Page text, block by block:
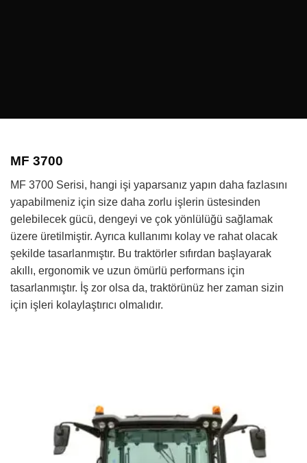
MF 3700
MF 3700 Serisi, hangi işi yaparsanız yapın daha fazlasını
yapabilmeniz için size daha zorlu işlerin üstesinden
gelebilecek gücü, dengeyi ve çok yönlülüğü sağlamak
üzere üretilmiştir. Ayrıca kullanımı kolay ve rahat olacak
şekilde tasarlanmıştır. Bu traktörler sıfırdan başlayarak
akıllı, ergonomik ve uzun ömürlü performans için
tasarlanmıştır. İş zor olsa da, traktörünüz her zaman sizin
için işleri kolaylaştırıcı olmalıdır.